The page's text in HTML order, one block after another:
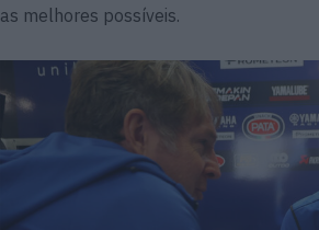
as melhores possíveis.